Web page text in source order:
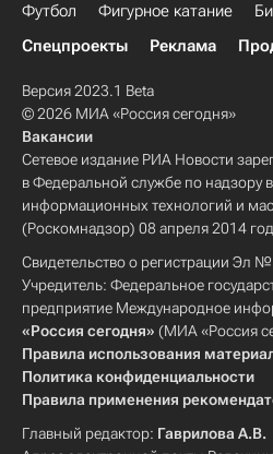
Футбол Фигурное катание
Спецпроекты
Реклама
Версия 2023.1 Beta
© 2026 МИА «Россия сегодня»
Вакансии
Сетевое издание РИА Новости
в Федеральной службе по надзору
информационных технологий и
(Роскомнадзор) 08 апреля 2014
Свидетельство о регистрации Эл
Учредитель: Федеральное
предприятие Международное
«Россия сегодня» (МИА «Россия
Правила использования
Политика конфиденциальности
Правила применения
Главный редактор: Гаврилова А.В.